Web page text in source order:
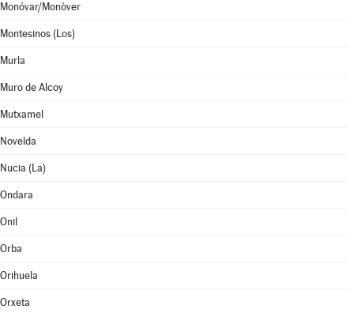
Monóvar/Monòver
Montesinos (Los)
Murla
Muro de Alcoy
Mutxamel
Novelda
Nucia (La)
Ondara
Onil
Orba
Orihuela
Orxeta